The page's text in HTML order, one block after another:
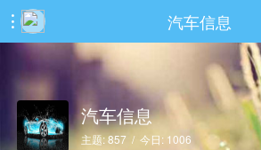
 汽车信息
汽车信息
主题: 857 / 今日: 1006